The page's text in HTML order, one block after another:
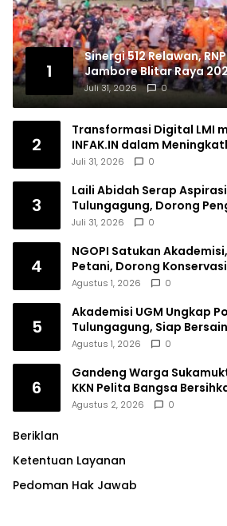
1
Sinergi 512 Relawan,
Jambore Blitar Raya
Juli 31, 2026 0
2
Transformasi Digital LMI
INFAK.IN dalam
Dana Filantropi Islam
Juli 31, 2026 0
3
Laili Abidah Serap
Tulungagung, Dorong
Perempuan
Juli 31, 2026 0
4
NGOPI Satukan
Petani, Dorong
Saing Kopi Tulungagung
Agustus 1, 2026 0
5
Akademisi UGM Ungkap
Tulungagung, Siap
hingga Dunia
Agustus 1, 2026 0
6
Gandeng Warga
KKN Pelita Bangsa
Agustus 2, 2026 0
Beriklan
Ketentuan Layanan
Pedoman Hak Jawab